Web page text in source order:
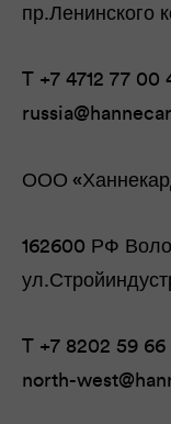
пр.Ленинского
T +7 4712 77 00
ООО
162600 РФ
T +7 8202 59 66
north-